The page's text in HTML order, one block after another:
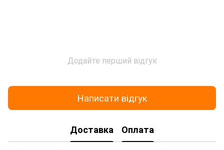
Додайте перший відгук
Написати відгук
Доставка Оплата